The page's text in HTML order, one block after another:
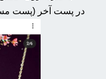
در پست آخر (پست